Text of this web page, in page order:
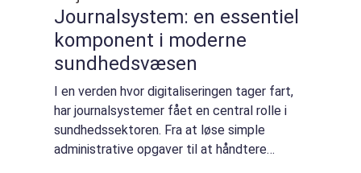
Journalsystem: en essentiel
komponent i moderne
sundhedsvæsen
I en verden hvor digitaliseringen tager fart,
har journalsystemer fået en central rolle i
sundhedssektoren. Fra at løse simple
administrative opgaver til at håndtere